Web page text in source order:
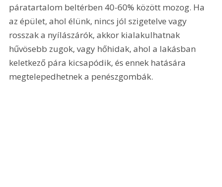
páratartalom beltérben 40-60% között mozog. Ha
az épület, ahol élünk, nincs jól szigetelve vagy
rosszak a nyílászárók, akkor kialakulhatnak
hűvösebb zugok, vagy hőhidak, ahol a lakásban
keletkező pára kicsapódik, és ennek hatására
megtelepedhetnek a penészgombák.